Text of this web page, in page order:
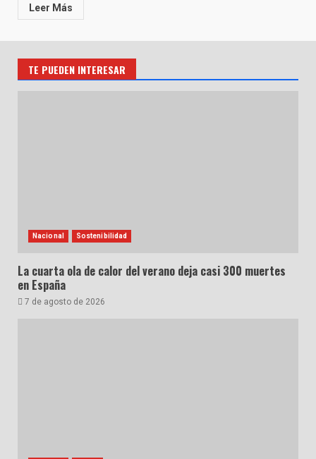
Leer Más
TE PUEDEN INTERESAR
Nacional Sostenibilidad
La cuarta ola de calor del verano deja casi 300 muertes
en España
7 de agosto de 2026